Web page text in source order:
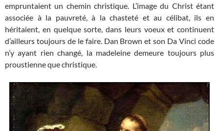
empruntaient un chemin christique. L’image du Christ étant
associée à la pauvreté, à la chasteté et au célibat, ils en
héritaient, en quelque sorte, dans leurs voeux et continuent
d’ailleurs toujours de le faire. Dan Brown et son Da Vinci code
n’y ayant rien changé, la madeleine demeure toujours plus
proustienne que christique.